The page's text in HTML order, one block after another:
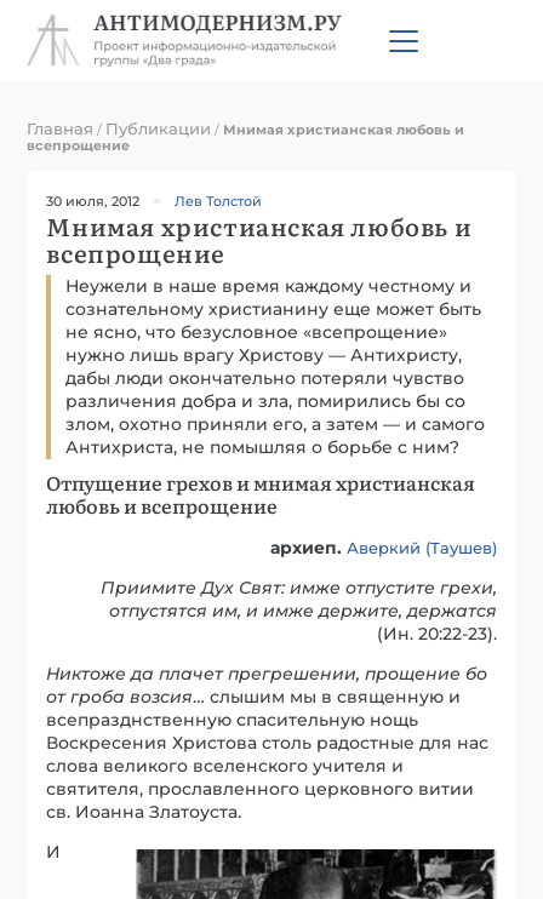
Главная / Публикации / Мнимая христианская любовь и
всепрощение
30 июля, 2012 Лев Толстой
Мнимая христианская любовь и
всепрощение
Неужели в наше время каждому честному и
сознательному христианину еще может быть
не ясно, что безусловное «всепрощение»
нужно лишь врагу Христову — Антихристу,
дабы люди окончательно потеряли чувство
различения добра и зла, помирились бы со
злом, охотно приняли его, а затем — и самого
Антихриста, не помышляя о борьбе с ним?
Отпущение грехов и мнимая христианская
любовь и всепрощение
архиеп. Аверкий (Таушев)
Приимите Дух Свят: имже отпустите грехи,
отпустятся им, и имже держите, держатся
(Ин. 20:22-23).
Никтоже да плачет прегрешении, прощение бо
от гроба возсия… слышим мы в священную и
всепразднственную спасительную нощь
Воскресения Христова столь радостные для нас
слова великого вселенского учителя и
святителя, прославленного церковного витии
св. Иоанна Златоуста.
И